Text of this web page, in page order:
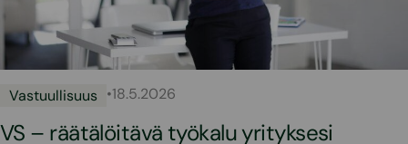
Vastuullisuus •18.5.2026
VS – räätälöitävä työkalu yrityksesi